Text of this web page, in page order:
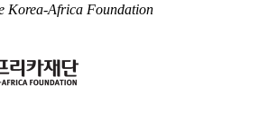
Korea-Africa Foundation